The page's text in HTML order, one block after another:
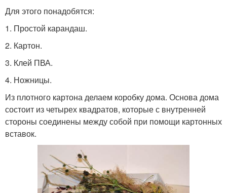
Для этого понадобятся:
1. Простой карандаш.
2. Картон.
3. Клей ПВА.
4. Ножницы.
Из плотного картона делаем коробку дома. Основа дома
состоит из четырех квадратов, которые с внутренней
стороны соединены между собой при помощи картонных
вставок.